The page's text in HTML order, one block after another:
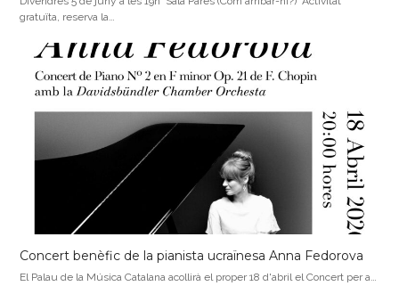
gratuïta, reserva la…
Concert benèfic de la pianista ucraïnesa Anna Fedorova
El Palau de la Música Catalana acollirà el proper 18 d'abril el Concert per a…